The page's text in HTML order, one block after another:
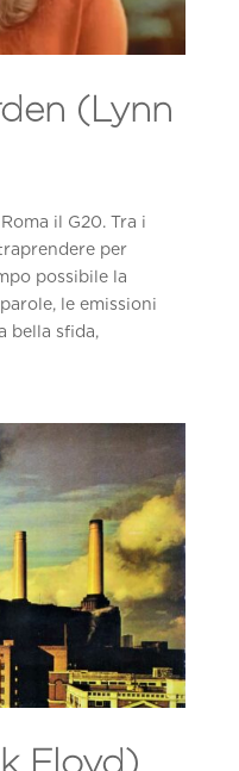
(Lynn
il G20. Tra i
per
possibile la
le emissioni
bella sfida,
Floyd)